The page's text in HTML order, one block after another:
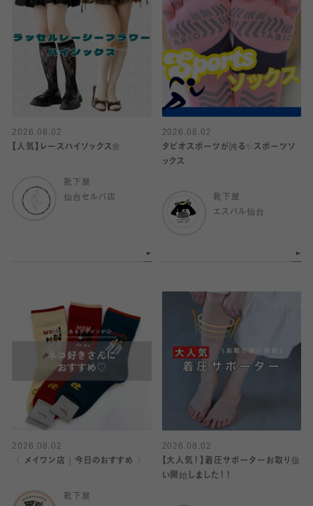
2026.08.02
【人気】レースハイソックス🌼
靴下屋
仙台セルバ店
2026.08.02
タビオスポーツが誇る✨スポーツソ
ックス
靴下屋
エスパル仙台
2026.08.02
〈 メイワン店｜今日のおすすめ 〉
靴下屋
2026.08.02
【大人気！】着圧サポーターお取り扱
い開始しました！！